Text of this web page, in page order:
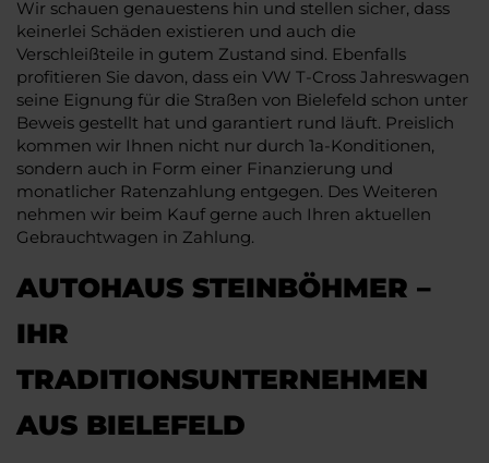
Wir schauen genauestens hin und stellen sicher, dass
keinerlei Schäden existieren und auch die
Verschleißteile in gutem Zustand sind. Ebenfalls
profitieren Sie davon, dass ein VW T-Cross Jahreswagen
seine Eignung für die Straßen von Bielefeld schon unter
Beweis gestellt hat und garantiert rund läuft. Preislich
kommen wir Ihnen nicht nur durch 1a-Konditionen,
sondern auch in Form einer Finanzierung und
monatlicher Ratenzahlung entgegen. Des Weiteren
nehmen wir beim Kauf gerne auch Ihren aktuellen
Gebrauchtwagen in Zahlung.
AUTOHAUS STEINBÖHMER –
IHR
TRADITIONSUNTERNEHMEN
AUS BIELEFELD